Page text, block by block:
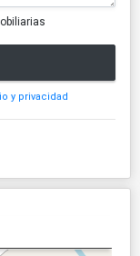
y privacidad